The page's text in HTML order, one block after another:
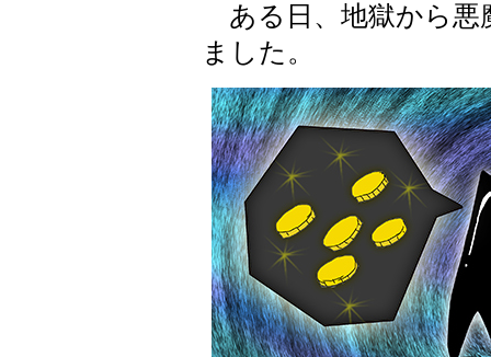
ある日、地獄から悪
ました。